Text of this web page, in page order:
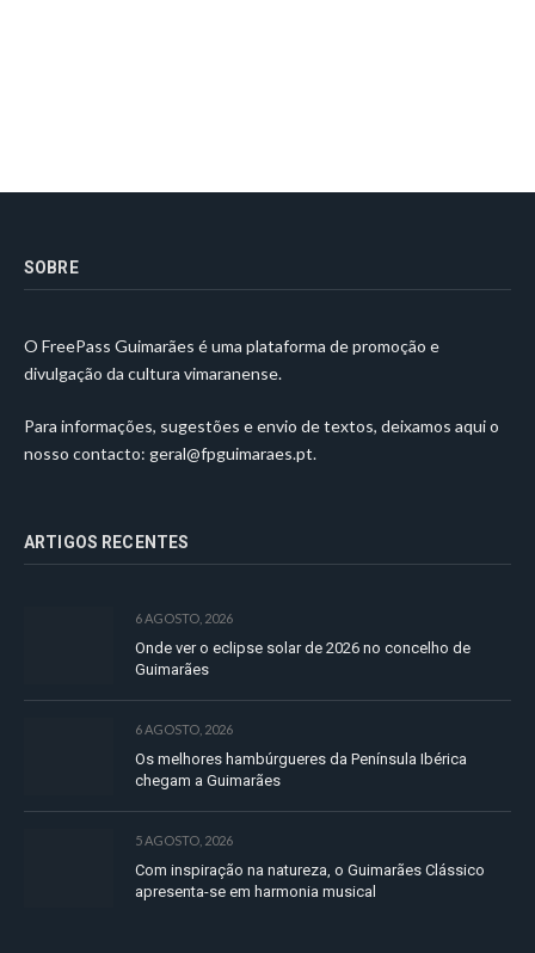
SOBRE
O FreePass Guimarães é uma plataforma de promoção e
divulgação da cultura vimaranense.
Para informações, sugestões e envio de textos, deixamos aqui o
nosso contacto: geral@fpguimaraes.pt.
ARTIGOS RECENTES
6 AGOSTO, 2026
Onde ver o eclipse solar de 2026 no concelho de
Guimarães
6 AGOSTO, 2026
Os melhores hambúrgueres da Península Ibérica
chegam a Guimarães
5 AGOSTO, 2026
Com inspiração na natureza, o Guimarães Clássico
apresenta-se em harmonia musical